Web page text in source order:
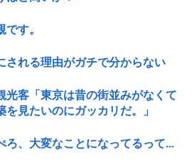
す。
される理由がガチで分からない
光客「東京は昔の街並みがなくて
見たいのにガッカリだ。」
ろ、大変なことになってるって...